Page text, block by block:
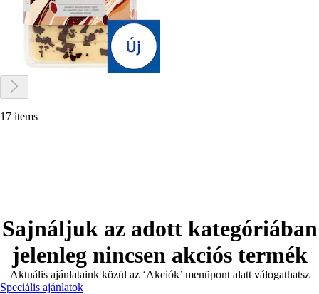
17 items
Sajnáljuk az adott kategóriában
jelenleg nincsen akciós termék
Aktuális ajánlataink közül az ‘Akciók’ menüpont alatt válogathatsz
Speciális ajánlatok